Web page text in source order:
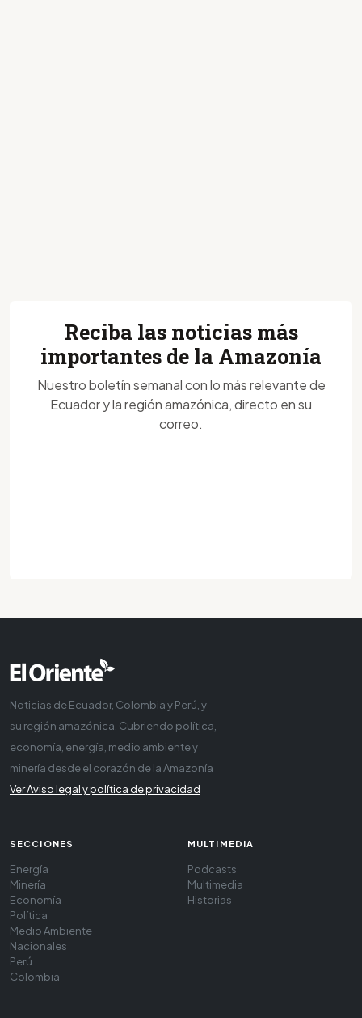
Reciba las noticias más
importantes de la Amazonía
Nuestro boletín semanal con lo más relevante de
Ecuador y la región amazónica, directo en su
correo.
Noticias de Ecuador, Colombia y Perú, y
su región amazónica. Cubriendo política,
economía, energía, medio ambiente y
minería desde el corazón de la Amazonía
Ver Aviso legal y política de privacidad
SECCIONES
Energía
Minería
Economía
Política
Medio Ambiente
Nacionales
Perú
Colombia
MULTIMEDIA
Podcasts
Multimedia
Historias